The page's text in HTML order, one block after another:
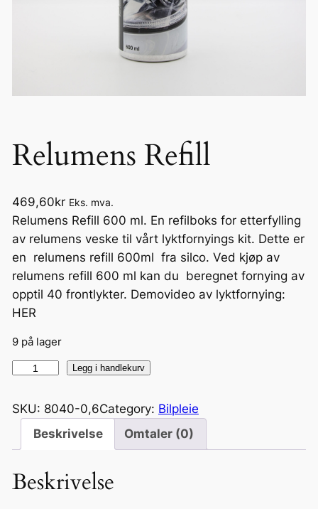
Relumens Refill
469,60kr Eks. mva.
Relumens Refill 600 ml. En refilboks for etterfylling
av relumens veske til vårt lyktfornyings kit. Dette er
en relumens refill 600ml fra silco. Ved kjøp av
relumens refill 600 ml kan du beregnet fornying av
opptil 40 frontlykter. Demovideo av lyktfornying:
HER
9 på lager
l
n
Legg i handlekurv
SKU: 8040-0,6Category: Bilpleie
Beskrivelse
Omtaler (0)
Beskrivelse